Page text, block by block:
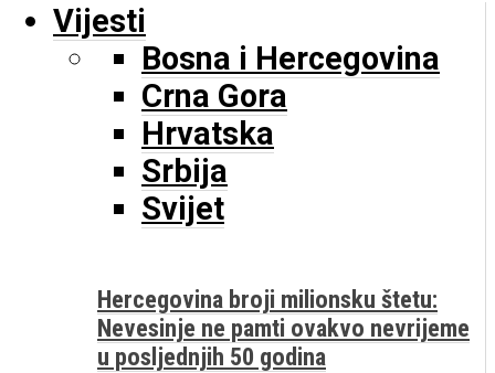
Vijesti
Bosna i Hercegovina
Crna Gora
Hrvatska
Srbija
Svijet
Hercegovina broji milionsku štetu:
Nevesinje ne pamti ovakvo nevrijeme
u posljednjih 50 godina